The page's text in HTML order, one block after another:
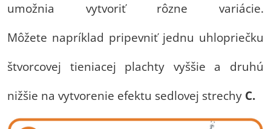
umožnia vytvoriť rôzne variácie.
Môžete napríklad pripevniť jednu uhlopriečku
štvorcovej tieniacej plachty vyššie a druhú
nižšie na vytvorenie efektu sedlovej strechy C.